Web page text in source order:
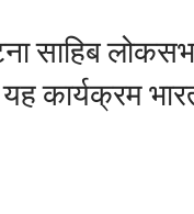
साहिब